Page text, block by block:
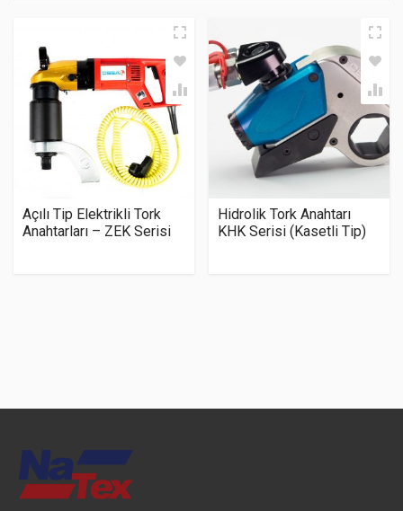
Açılı Tip Elektrikli Tork
Anahtarları – ZEK Serisi
Hidrolik Tork Anahtarı
KHK Serisi (Kasetli Tip)